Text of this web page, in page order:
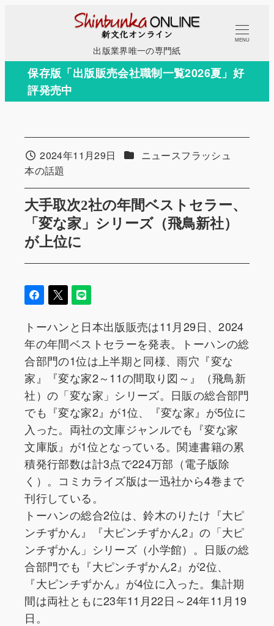
コ
テ
出版業界唯一の専門紙
MENU
保存版「出版販売会社職制一覧2026夏」好
評発売中
大手取次2社の年間ベストセラー、
「変な家」シリーズ（飛鳥新社）
が上位に
投稿日2024年11月29日 カテゴリー
ニュースフラッシュ
カテゴリー
本の話題
トーハンと日本出版販売は11月29日、2024
年の年間ベストセラーを発表。トーハンの総
合部門の1位は上半期と同様、雨穴『変な
家』『変な家2～11の間取り図～』（飛鳥新
社）の「変な家」シリーズ。日販の総合部門
でも『変な家2』が1位、『変な家』が5位に
入った。両社の文庫ジャンルでも『変な家
文庫版』が1位となっている。関連書籍の累
積発行部数は計3点で224万部（電子版除
く）。コミカライズ版は一迅社から4巻まで
刊行している。
トーハンの総合2位は、鈴木のりたけ『大ピ
ンチずかん』『大ピンチずかん2』の「大ピ
ンチずかん」シリーズ（小学館）。日販の総
合部門でも『大ピンチずかん2』が2位、
『大ピンチずかん』が4位に入った。集計期
間は両社ともに23年11月22日～24年11月19
日。